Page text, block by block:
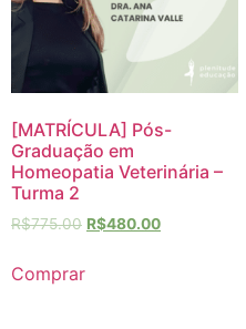
[MATRÍCULA] Pós-
Graduação em
Homeopatia Veterinária –
Turma 2
R$775.00 R$480.00
Comprar